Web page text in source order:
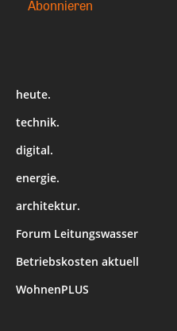
heute.
technik.
digital.
energie.
architektur.
Forum Leitungswasser
Betriebskosten aktuell
WohnenPLUS